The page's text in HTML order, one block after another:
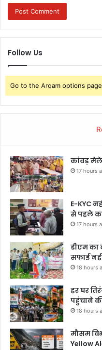
Follow Us
Go to the Arqam options
कांवड़ मेले
17 hours
E-KYC
से पहले
17 hours
डीएम का
सफाई
18 hours
हर घर
पहुंचाने
18 hours
मौसम
Yellow